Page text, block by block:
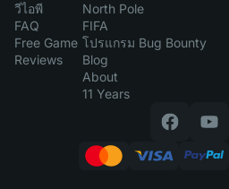
วีไอพี
FAQ
Free Game
Reviews
North Pole
FIFA
โปรแกรม Bug Bounty
Blog
About
11 Years